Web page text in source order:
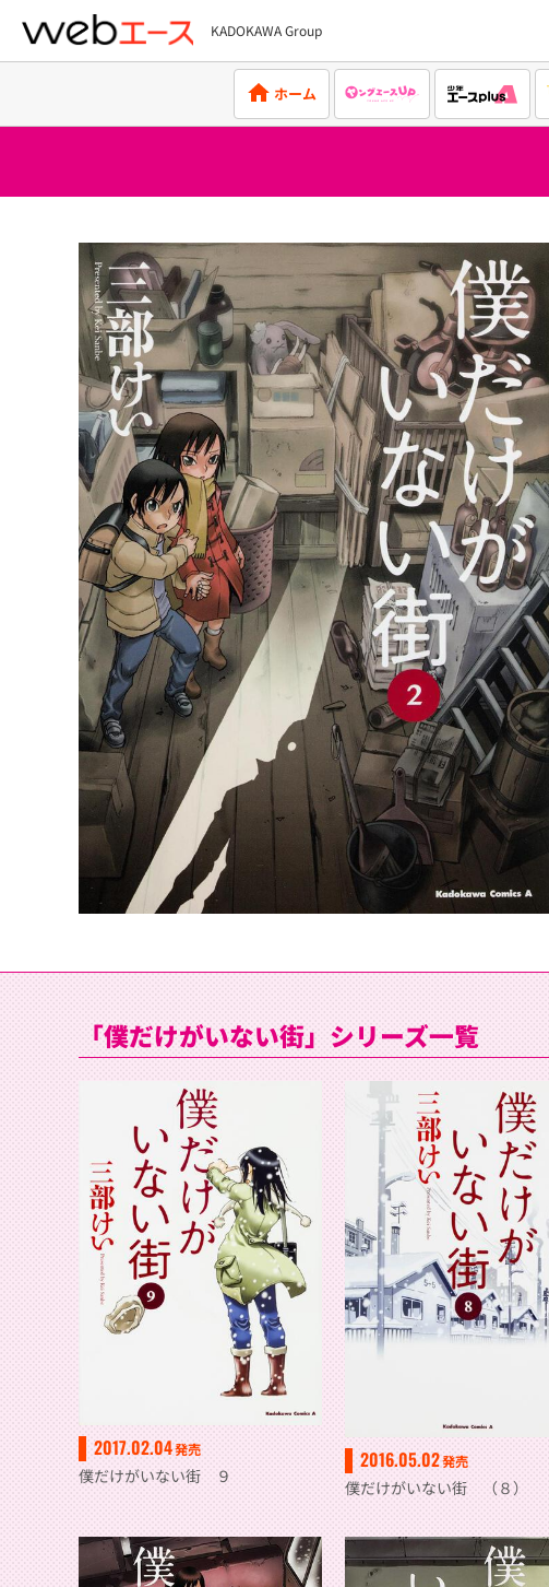
webエース
KADOKAWA Group
ホーム
「僕だけがいない街」シリーズ一覧
2017.02.04発売
僕だけがいない街 ９
2016.05.02発売
僕だけがいない街 （８）